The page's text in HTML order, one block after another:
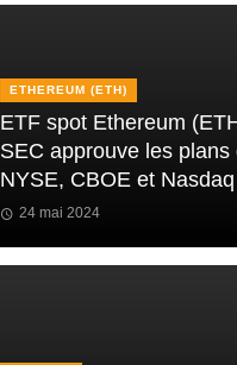
ETHEREUM (ETH)
ETF spot Ethereum
SEC approuve les plans
NYSE, CBOE et Nasdaq
24 mai 2024